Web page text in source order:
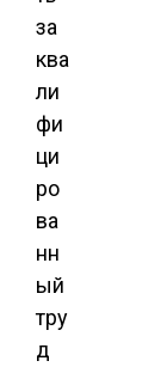
за
ква
ли
фи
ци
ро
ва
нн
ый
тру
д